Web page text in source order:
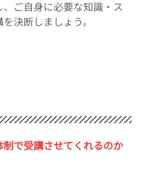
ご自身に必要な知識・ス
決断しましょう。
で受講させてくれるのか